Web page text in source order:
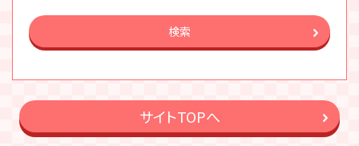
検索
サイトTOPへ